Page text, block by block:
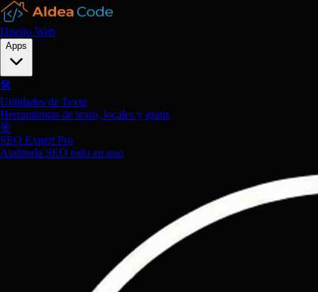
Diseño Web
Apps
🛠️
Utilidades de Texto
Herramientas de texto, locales y gratis
🎯
SEO Expert Pro
Auditoría SEO todo en uno